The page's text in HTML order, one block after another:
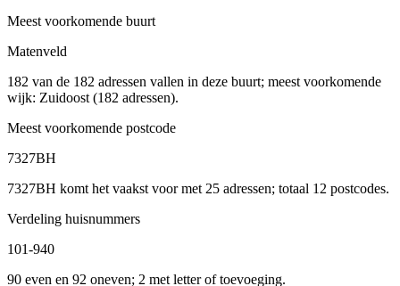
Meest voorkomende buurt
Matenveld
182 van de 182 adressen vallen in deze buurt; meest voorkomende
wijk: Zuidoost (182 adressen).
Meest voorkomende postcode
7327BH
7327BH komt het vaakst voor met 25 adressen; totaal 12 postcodes.
Verdeling huisnummers
101-940
90 even en 92 oneven; 2 met letter of toevoeging.